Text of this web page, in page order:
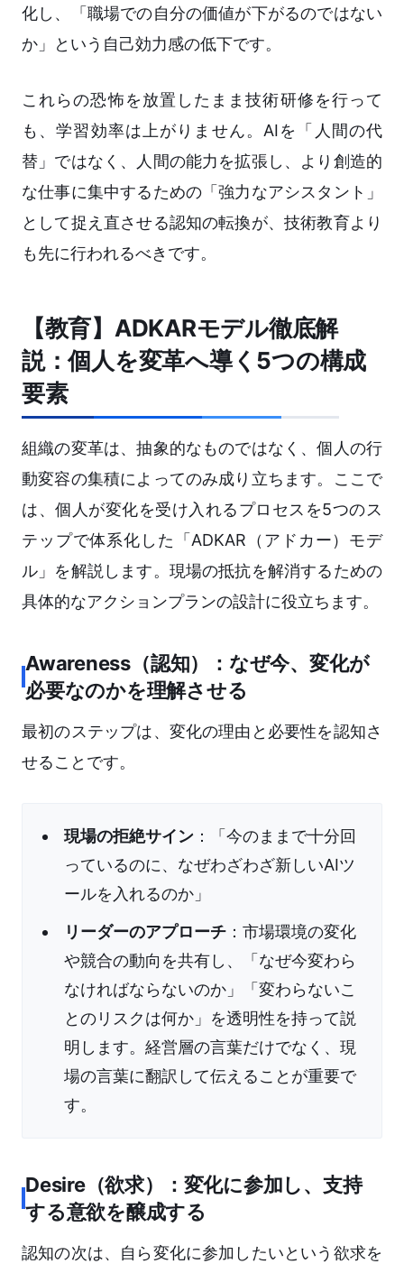
化し、「職場での自分の価値が下がるのではない
か」という自己効力感の低下です。
これらの恐怖を放置したまま技術研修を行って
も、学習効率は上がりません。AIを「人間の代
替」ではなく、人間の能力を拡張し、より創造的
な仕事に集中するための「強力なアシスタント」
として捉え直させる認知の転換が、技術教育より
も先に行われるべきです。
【教育】ADKARモデル徹底解
説：個人を変革へ導く5つの構成
要素
組織の変革は、抽象的なものではなく、個人の行
動変容の集積によってのみ成り立ちます。ここで
は、個人が変化を受け入れるプロセスを5つのス
テップで体系化した「ADKAR（アドカー）モデ
ル」を解説します。現場の抵抗を解消するための
具体的なアクションプランの設計に役立ちます。
Awareness（認知）：なぜ今、変化が
必要なのかを理解させる
最初のステップは、変化の理由と必要性を認知さ
せることです。
現場の拒絶サイン ：「今のままで十分回
っているのに、なぜわざわざ新しいAIツ
ールを入れるのか」
リーダーのアプローチ ：市場環境の変化
や競合の動向を共有し、「なぜ今変わら
なければならないのか」「変わらないこ
とのリスクは何か」を透明性を持って説
明します。経営層の言葉だけでなく、現
場の言葉に翻訳して伝えることが重要で
す。
Desire（欲求）：変化に参加し、支持
する意欲を醸成する
認知の次は、自ら変化に参加したいという欲求を